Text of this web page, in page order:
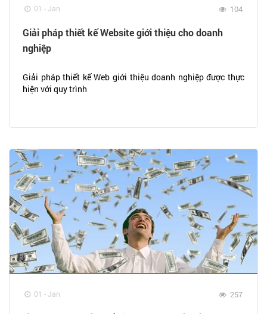
01 - Jan 104
Giải pháp thiết kế Website giới thiệu cho doanh
nghiệp
Giải pháp thiết kế Web giới thiệu doanh nghiệp được thực
hiện với quy trình
01 - Jan 257